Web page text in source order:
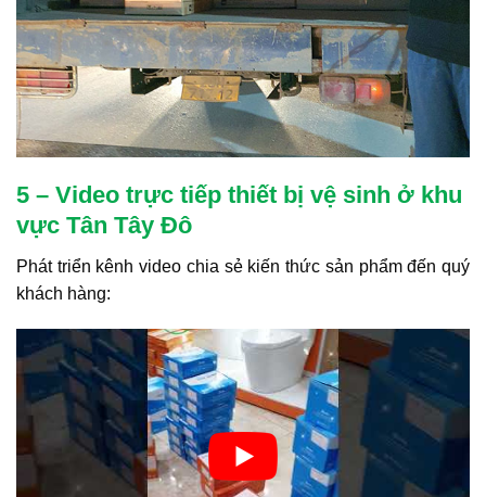
5 – Video trực tiếp thiết bị vệ sinh ở khu
vực Tân Tây Đô
Phát triển kênh video chia sẻ kiến thức sản phẩm đến quý
khách hàng: